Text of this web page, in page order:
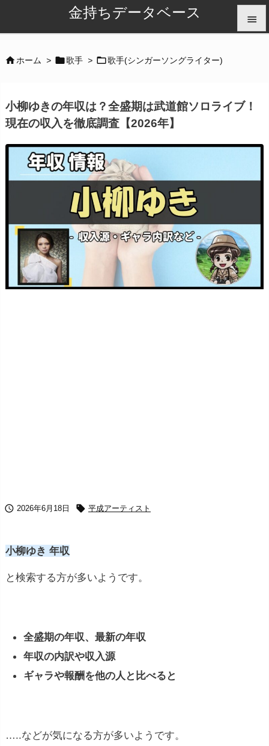
金持ちデータベース 


ホーム > 歌手 > 歌手(シンガーソングライター)
小柳ゆきの年収は？全盛期は武道館ソロライブ！
現在の収入を徹底調査【2026年】
 2026年6月18日  平成アーティスト
小柳ゆき 年収
と検索する方が多いようです。
全盛期の年収、最新の年収
年収の内訳や収入源
ギャラや報酬を他の人と比べると
…..などが気になる方が多いようです。